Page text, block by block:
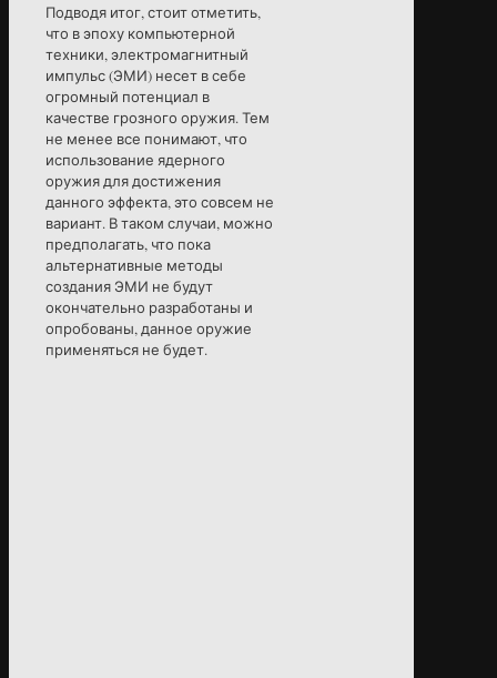
Подводя итог, стоит отметить,
что в эпоху компьютерной
техники, электромагнитный
импульс (ЭМИ) несет в себе
огромный потенциал в
качестве грозного оружия. Тем
не менее все понимают, что
использование ядерного
оружия для достижения
данного эффекта, это совсем не
вариант. В таком случаи, можно
предполагать, что пока
альтернативные методы
создания ЭМИ не будут
окончательно разработаны и
опробованы, данное оружие
применяться не будет.